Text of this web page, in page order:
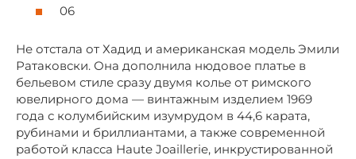
06
Не отстала от Хадид и американская модель Эмили
Ратаковски. Она дополнила нюдовое платье в
бельевом стиле сразу двумя колье от римского
ювелирного дома — винтажным изделием 1969
года с колумбийским изумрудом в 44,6 карата,
рубинами и бриллиантами, а также современной
работой класса Haute Joaillerie, инкрустированной